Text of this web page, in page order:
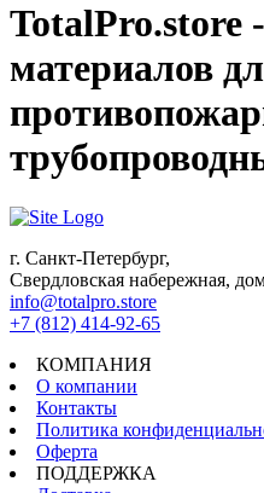
TotalPro.store
материалов
г. Санкт-Петербург,
Свердловская набережная,
info@totalpro.store
+7 (812) 414-92-65
КОМПАНИЯ
О компании
Контакты
Политика
Оферта
ПОДДЕРЖКА